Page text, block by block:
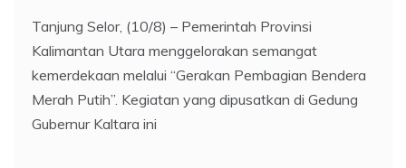
Tanjung Selor, (10/8) – Pemerintah Provinsi
Kalimantan Utara menggelorakan semangat
kemerdekaan melalui “Gerakan Pembagian Bendera
Merah Putih”. Kegiatan yang dipusatkan di Gedung
Gubernur Kaltara ini